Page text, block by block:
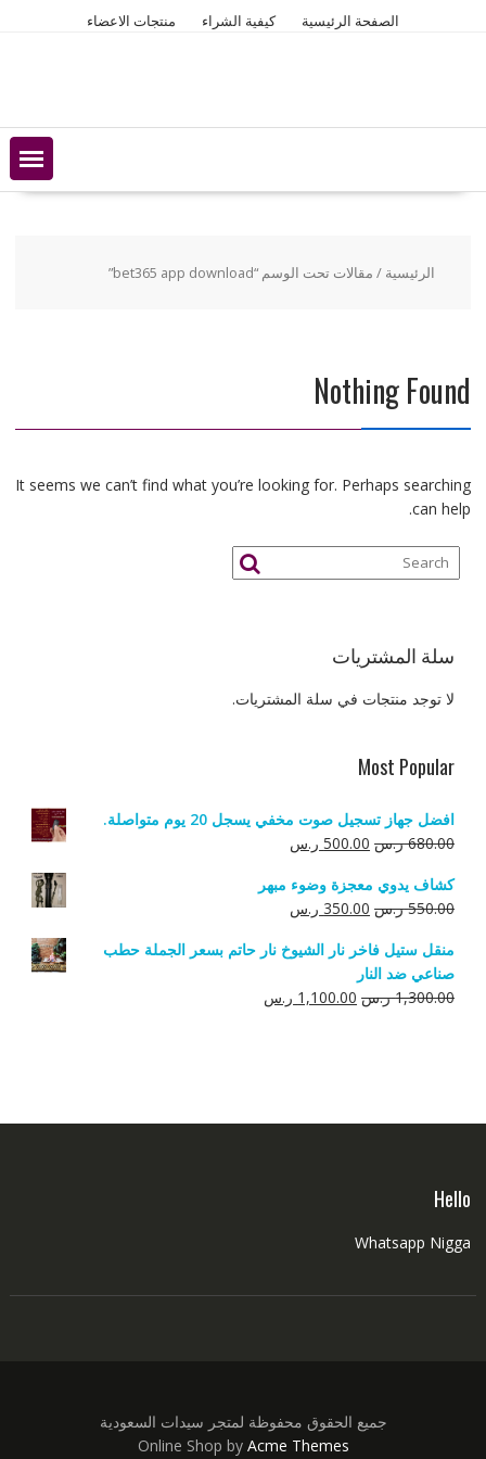
الصفحة الرئيسية كيفية الشراء منتجات الاعضاء
الرئيسية / مقالات تحت الوسم “bet365 app download”
Nothing Found
It seems we can’t find what you’re looking for. Perhaps searching
can help.
سلة المشتريات
لا توجد منتجات في سلة المشتريات.
Most Popular
افضل جهاز تسجيل صوت مخفي يسجل 20 يوم متواصلة.
680.00 ر.س السعر
هو:
680.00 ر.س.
500.00 ر.سالسعر
هو:
500.00 ر.س.
كشاف يدوي معجزة وضوء مبهر
550.00 ر.س السعر
هو:
550.00 ر.س.
350.00 ر.سالسعر
هو:
منقل ستيل فاخر نار الشيوخ نار حاتم بسعر الجملة حطب
صناعي ضد النار
1,300.00 ر.س السعر
1,100.00 ر.سالسعر
Hello
Whatsapp Nigga
جميع الحقوق محفوظة لمتجر سيدات السعودية
Online Shop by Acme Themes